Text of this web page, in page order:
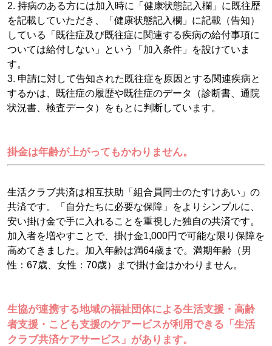
2. 持病のある方には加入時に「健康状態記入欄」に既往歴
を記載していただき、「健康状態記入欄」に記載（告知）
している「既往症及び既往症に関連する疾病の給付事項に
ついては給付しない」という「加入条件」を設けていま
す。
3. 申請に対して告知された既往症を原因とする関連疾病と
するかは、既往症の履歴や既往症のデータ（診断書、通院
状況書、検査データ）をもとに判断しています。
掛金は年齢が上がってもかわりません。
生活クラブ共済は相互扶助「組合員同士のたすけあい」の
共済です。「自分たちに必要な保障」をよりシンプルに、
安い掛け金で手に入れることを重視した独自の共済です。
加入者を増やすことで、掛け金1,000円で可能な限り保障を
高めてきました。加入年齢は満64歳まで。満期年齢（男
性：67歳、女性：70歳）まで掛け金はかわりません。
生協が連携する地域の福祉団体による生活支援・高齢
者支援・こども支援のケアービスが利用できる「生活
クラブ共済ケアサービス」があります。